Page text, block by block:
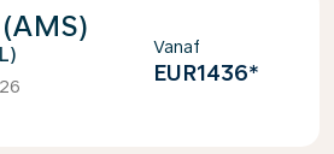
Vanaf
EUR1436*